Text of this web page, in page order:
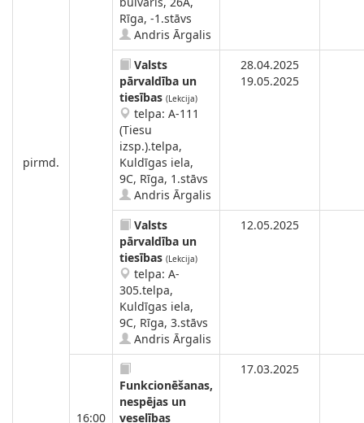
pirmd.
Rīga, -1.stāvs
Andris Ārgalis
Valsts
pārvaldība un
tiesības (Lekcija)
telpa: A-111
(Tiesu
izsp.).telpa,
Kuldīgas iela,
9C, Rīga, 1.stāvs
Andris Ārgalis
28.04.2025
19.05.2025
Valsts
pārvaldība un
tiesības (Lekcija)
telpa: A-
305.telpa,
Kuldīgas iela,
9C, Rīga, 3.stāvs
Andris Ārgalis
12.05.2025
16:00
Funkcionēšanas,
nespējas un
veselības
17.03.2025